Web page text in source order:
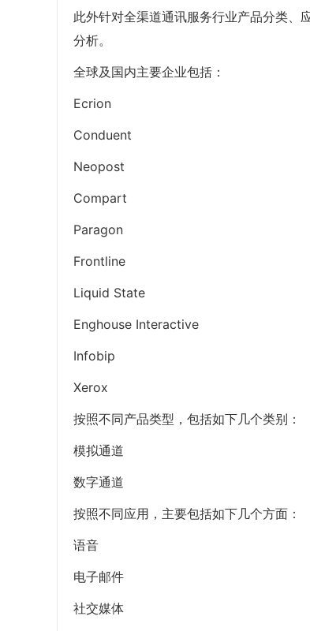
此外针对全渠道通讯服务行业产品分类、
分析。
全球及国内主要企业包括：
Ecrion
Conduent
Neopost
Compart
Paragon
Frontline
Liquid State
Enghouse Interactive
Infobip
Xerox
按照不同产品类型，包括如下几个类别：
模拟通道
数字通道
按照不同应用，主要包括如下几个方面：
语音
电子邮件
社交媒体